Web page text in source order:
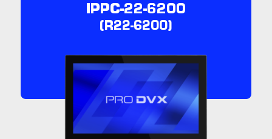
IPPC-22-6200
(R22-6200)